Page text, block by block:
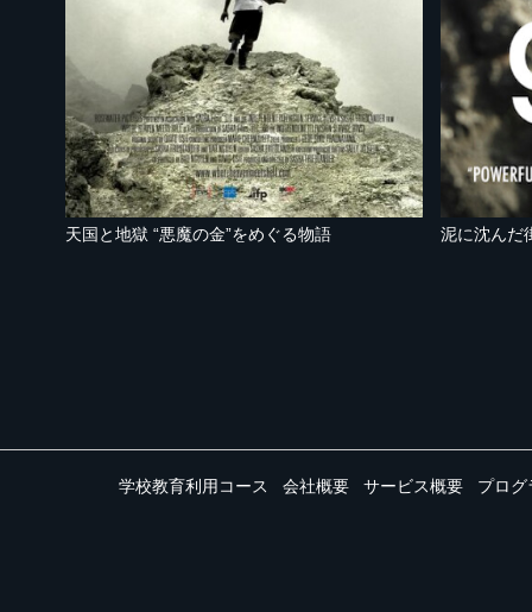
天国と地獄 “悪魔の金”をめぐる物語 泥に沈んだ
学校教育利用コース 会社概要 サービス概要 プログ